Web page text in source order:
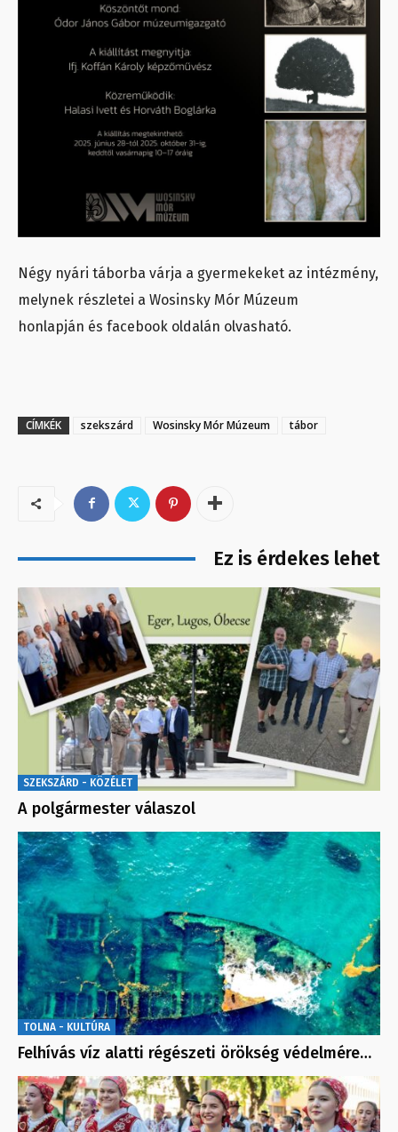
Négy nyári táborba várja a gyermekeket az intézmény,
melynek részletei a Wosinsky Mór Múzeum
honlapján és facebook oldalán olvasható.
CÍMKÉK szekszárd Wosinsky Mór Múzeum tábor
Ez is érdekes lehet
SZEKSZÁRD - KÖZÉLET
A polgármester válaszol
TOLNA - KULTÚRA
Felhívás víz alatti régészeti örökség védelmére…